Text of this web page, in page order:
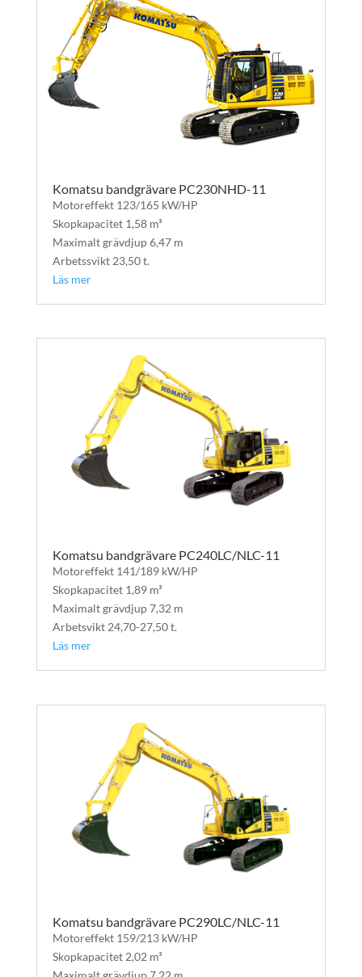
Komatsu bandgrävare PC230NHD-11
Motoreffekt 123/165 kW/HP
Skopkapacitet 1,58 m³
Maximalt grävdjup 6,47 m
Arbetssvikt 23,50 t.
Läs mer
Komatsu bandgrävare PC240LC/NLC-11
Motoreffekt 141/189 kW/HP
Skopkapacitet 1,89 m³
Maximalt grävdjup 7,32 m
Arbetsvikt 24,70-27,50 t.
Läs mer
Komatsu bandgrävare PC290LC/NLC-11
Motoreffekt 159/213 kW/HP
Skopkapacitet 2,02 m³